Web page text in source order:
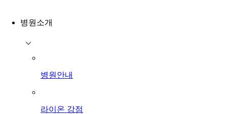
병원소개
병원안내
라이온 강점